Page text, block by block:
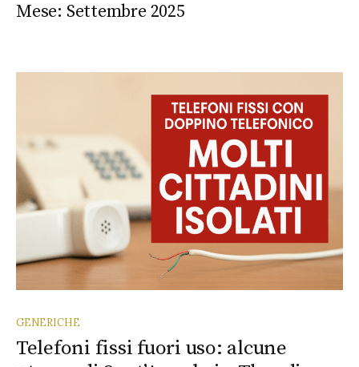
Mese: Settembre 2025
GENERICHE
Telefoni fissi fuori uso: alcune